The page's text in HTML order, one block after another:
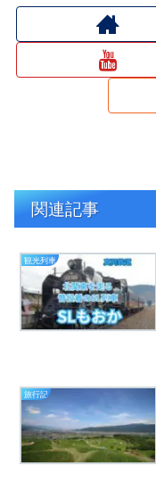
関連記事
観光列車
旅行記